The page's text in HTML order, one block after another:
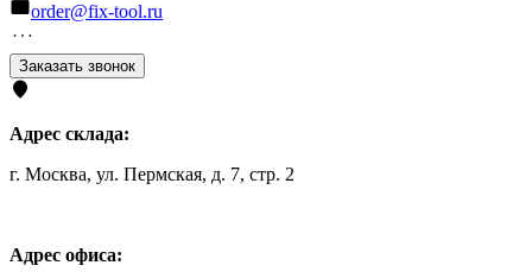
order@fix-tool.ru
Заказать звонок
Адрес склада:
г. Москва, ул. Пермская, д. 7, стр. 2
Адрес офиса: